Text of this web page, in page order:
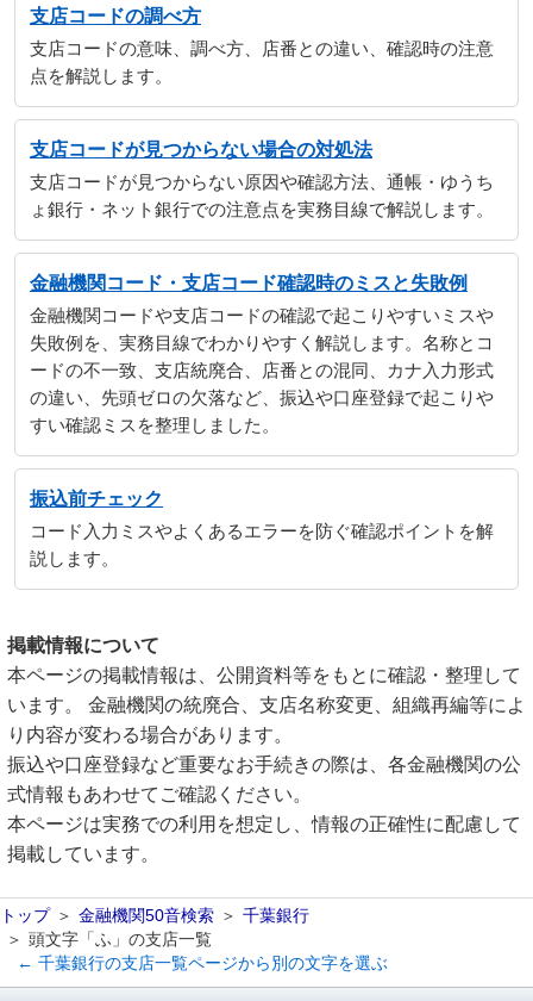
支店コードの調べ方
支店コードの意味、調べ方、店番との違い、確認時の注意
点を解説します。
支店コードが見つからない場合の対処法
支店コードが見つからない原因や確認方法、通帳・ゆうち
ょ銀行・ネット銀行での注意点を実務目線で解説します。
金融機関コード・支店コード確認時のミスと失敗例
金融機関コードや支店コードの確認で起こりやすいミスや
失敗例を、実務目線でわかりやすく解説します。名称とコ
ードの不一致、支店統廃合、店番との混同、カナ入力形式
の違い、先頭ゼロの欠落など、振込や口座登録で起こりや
すい確認ミスを整理しました。
振込前チェック
コード入力ミスやよくあるエラーを防ぐ確認ポイントを解
説します。
掲載情報について
本ページの掲載情報は、公開資料等をもとに確認・整理して
います。 金融機関の統廃合、支店名称変更、組織再編等によ
り内容が変わる場合があります。
振込や口座登録など重要なお手続きの際は、各金融機関の公
式情報もあわせてご確認ください。
本ページは実務での利用を想定し、情報の正確性に配慮して
掲載しています。
トップ 金融機関50音検索
千葉銀行
頭文字「ふ」の支店一覧
← 千葉銀行の支店一覧ページから別の文字を選ぶ